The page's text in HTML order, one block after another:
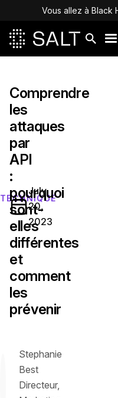
Vous allez à Black
TECHNIQUE
Comprendre
les
attaques
par
API
:
pourquoi
sont-
elles
différentes
et
comment
les
prévenir
July
20,
2023
Stephanie
Best
Directeur,